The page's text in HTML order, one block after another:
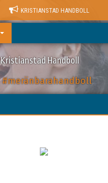
KRISTIANSTAD HANDBOLL
Kristianstad Handboll
#meränbarahandboll